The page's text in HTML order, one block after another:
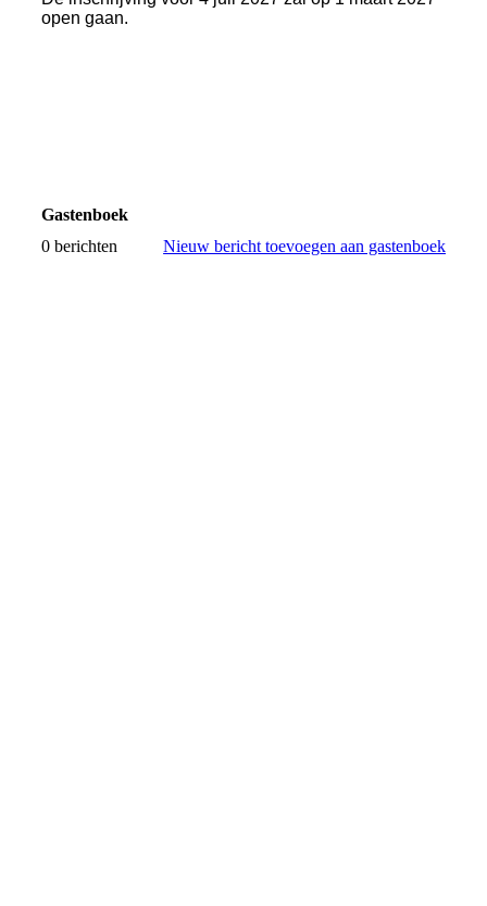
open gaan.
Gastenboek
0 berichten
Nieuw bericht toevoegen aan gastenboek